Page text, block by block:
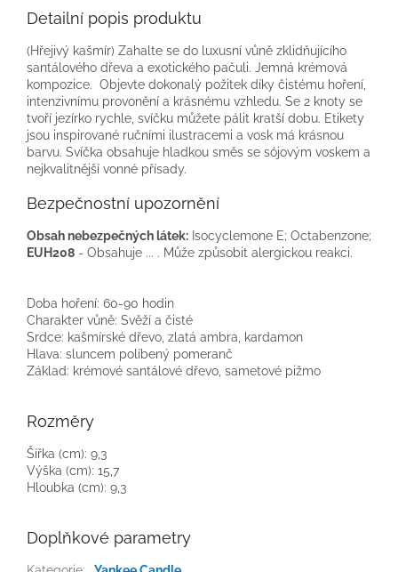
Detailní popis produktu
(Hřejivý kašmír) Zahalte se do luxusní vůně zklidňujícího
santálového dřeva a exotického pačuli. Jemná krémová
kompozice. Objevte dokonalý požitek díky čistému hoření,
intenzivnímu provonění a krásnému vzhledu. Se 2 knoty se
tvoří jezírko rychle, svíčku můžete pálit kratší dobu. Etikety
jsou inspirované ručními ilustracemi a vosk má krásnou
barvu. Svíčka obsahuje hladkou směs se sójovým voskem a
nejkvalitnější vonné přísady.
Bezpečnostní upozornění
Obsah nebezpečných látek: Isocyclemone E; Octabenzone;
EUH208 - Obsahuje ... . Může způsobit alergickou reakci.
Doba hoření: 60-90 hodin
Charakter vůně: Svěží a čisté
Srdce: kašmírské dřevo, zlatá ambra, kardamon
Hlava: sluncem políbený pomeranč
Základ: krémové santálové dřevo, sametové pižmo
Rozměry
Šířka (cm): 9,3
Výška (cm): 15,7
Hloubka (cm): 9,3
Doplňkové parametry